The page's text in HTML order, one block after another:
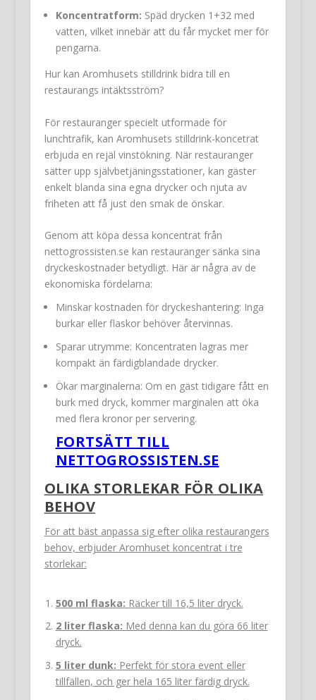
Koncentratform: Späd drycken 1+32 med
vatten, vilket innebär att du får mycket mer för
pengarna.
Hur kan Aromhusets stilldrink bidra till en
restaurangs intäktsström?
För restauranger specielt utformade för
lunchtrafik, kan Aromhusets stilldrink-koncetrat
erbjuda en rejäl vinstökning. När restauranger
sätter upp självbetjäningsstationer, kan gäster
enkelt blanda sina egna drycker och njuta av
friheten att få just den smak de önskar.
Genom att köpa dessa koncentrat från
nettogrossisten.se kan restauranger sänka sina
dryckeskostnader betydligt. Här är några av de
ekonomiska fördelarna:
Minskar kostnaden för dryckeshantering: Inga
burkar eller flaskor behöver återvinnas.
Sparar utrymme: Koncentraten lagras mer
kompakt än färdigblandade drycker.
Ökar marginalerna: Om en gäst tidigare fått en
burk med dryck, kommer marginalen att öka
med flera kronor per servering.
FORTSÄTT TILL
NETTOGROSSISTEN.SE
OLIKA STORLEKAR FÖR OLIKA
BEHOV
För att bäst anpassa sig efter olika restaurangers
behov, erbjuder Aromhuset koncentrat i tre
storlekar:
500 ml flaska: Räcker till 16,5 liter dryck.
2 liter flaska: Med denna kan du göra 66 liter
dryck.
5 liter dunk: Perfekt för stora event eller
tillfällen, och ger hela 165 liter färdig dryck.